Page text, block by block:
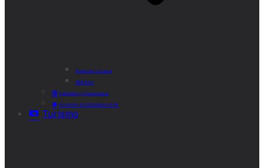
Punto de Lectura
Bibliobús
Velatorio y Cementerio
Atención al Ciudadano CAM
Turismo